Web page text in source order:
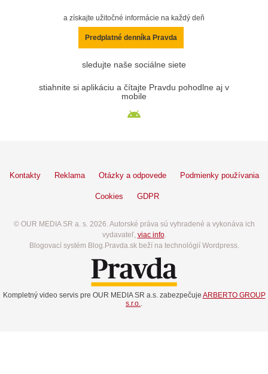
a získajte užitočné informácie na každý deň
Predplatné denníka Pravda
sledujte naše sociálne siete
stiahnite si aplikáciu a čítajte Pravdu pohodlne aj v
mobile
Kontakty Reklama Otázky a odpovede Podmienky používania
Cookies GDPR
© OUR MEDIA SR a. s. 2026. Autorské práva sú vyhradené a vykonáva ich
vydavateľ, viac info.
Blogovací systém Blog.Pravda.sk beží na technológií Wordpress.
Kompletný video servis pre OUR MEDIA SR a.s. zabezpečuje ARBERTO GROUP
s.r.o.